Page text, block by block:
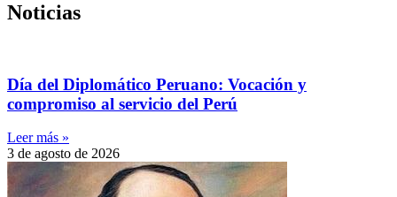
Noticias
Día del Diplomático Peruano: Vocación y
compromiso al servicio del Perú
Leer más »
3 de agosto de 2026